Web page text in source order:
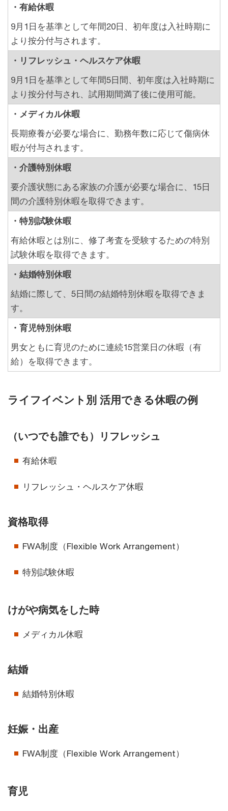
・有給休暇
9月1日を基準として年間20日、初年度は入社時期に
より按分付与されます。
・リフレッシュ・ヘルスケア休暇
9月1日を基準として年間5日間、初年度は入社時期に
より按分付与され、試用期間満了後に使用可能。
・メディカル休暇
長期療養が必要な場合に、勤務年数に応じて傷病休
暇が付与されます。
・介護特別休暇
要介護状態にある家族の介護が必要な場合に、15日
間の介護特別休暇を取得できます。
・特別試験休暇
有給休暇とは別に、修了考査を受験するための特別
試験休暇を取得できます。
・結婚特別休暇
結婚に際して、5日間の結婚特別休暇を取得できま
す。
・育児特別休暇
男女ともに育児のために連続15営業日の休暇（有
給）を取得できます。
ライフイベント別 活用できる休暇の例
（いつでも誰でも）リフレッシュ
有給休暇
リフレッシュ・ヘルスケア休暇
資格取得
FWA制度（Flexible Work Arrangement）
特別試験休暇
けがや病気をした時
メディカル休暇
結婚
結婚特別休暇
妊娠・出産
FWA制度（Flexible Work Arrangement）
育児